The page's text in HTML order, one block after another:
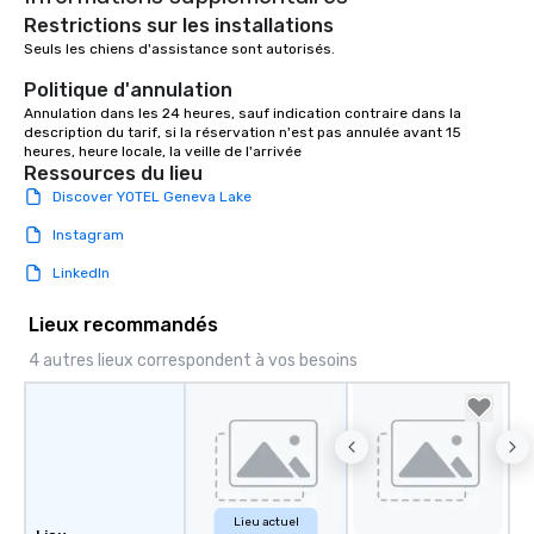
Restrictions sur les installations
Seuls les chiens d'assistance sont autorisés.
Politique d'annulation
Annulation dans les 24 heures, sauf indication contraire dans la
description du tarif, si la réservation n'est pas annulée avant 15
heures, heure locale, la veille de l'arrivée
Ressources du lieu
Discover YOTEL Geneva Lake
Instagram
LinkedIn
Lieux recommandés
4 autres lieux correspondent à vos besoins
Lieu actuel